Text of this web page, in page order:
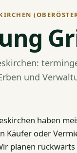
und
haben
Käufer oder
planen